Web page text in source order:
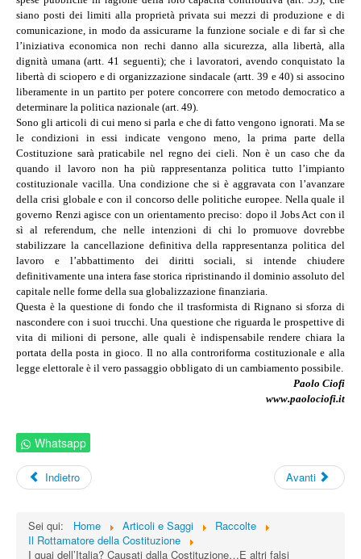
siano posti dei limiti alla proprietà privata sui mezzi di produzione e di
comunicazione, in modo da assicurarne la funzione sociale e di far sì che
l’iniziativa economica non rechi danno alla sicurezza, alla libertà, alla
dignità umana (artt. 41 seguenti); che i lavoratori, avendo conquistato la
libertà di sciopero e di organizzazione sindacale (artt. 39 e 40) si associno
liberamente in un partito per potere concorrere con metodo democratico a
determinare la politica nazionale (art. 49).
Sono gli articoli di cui meno si parla e che di fatto vengono ignorati. Ma se
le condizioni in essi indicate vengono meno, la prima parte della
Costituzione sarà praticabile nel regno dei cieli. Non è un caso che da
quando il lavoro non ha più rappresentanza politica tutto l’impianto
costituzionale vacilla. Una condizione che si è aggravata con l’avanzare
della crisi globale e con il concorso delle politiche europee. Nella quale il
governo Renzi agisce con un orientamento preciso: dopo il Jobs Act con il
sì al referendum, che nelle intenzioni di chi lo promuove dovrebbe
stabilizzare la cancellazione definitiva della rappresentanza politica del
lavoro e l’abbattimento dei diritti sociali, si intende chiudere
definitivamente una intera fase storica ripristinando il dominio assoluto del
capitale nelle forme della sua globalizzazione finanziaria.
Questa è la questione di fondo che il trasformista di Rignano si sforza di
nascondere con i suoi trucchi. Una questione che riguarda le prospettive di
vita di milioni di persone, alle quali è indispensabile rendere chiara la
portata della posta in gioco. Il no alla controriforma costituzionale e alla
legge elettorale è il vero passaggio obbligato di un cambiamento possibile.
Paolo Ciofi
www.paolociofi.it
Whatsapp
Indietro Avanti
Sei qui: Home Articoli e Saggi
Raccolte
Il Rottamatore della Costituzione
I guai dell’Italia? Causati dalla Costituzione…E altri falsi